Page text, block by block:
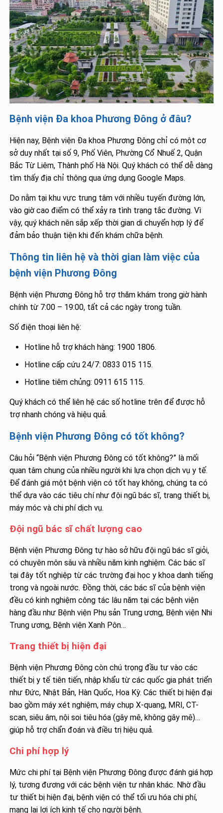
Bệnh viện Đa khoa Phương Đông ở đâu?
Hiện nay, Bệnh viện Đa khoa Phương Đông chỉ có một cơ
sở duy nhất tại số 9, Phố Viên, Phường Cổ Nhuế 2, Quận
Bắc Từ Liêm, Thành phố Hà Nội. Quý khách có thể dễ dàng
tìm thấy địa chỉ thông qua ứng dụng Google Maps.
Do nằm tại khu vực trung tâm với nhiều tuyến đường lớn,
vào giờ cao điểm có thể xảy ra tình trạng tắc đường. Vì
vậy, quý khách nên sắp xếp thời gian di chuyển hợp lý để
đảm bảo thuận tiện khi đến khám chữa bệnh.
Thông tin liên hệ và thời gian làm việc của
bệnh viện Phương Đông
Bệnh viện Phương Đông hỗ trợ thăm khám trong giờ hành
chính từ 7:00 – 19:00, tất cả các ngày trong tuần.
Số điện thoại liên hệ:
Hotline hỗ trợ khách hàng: 1900 1806.
Hotline cấp cứu 24/7: 0833 015 115.
Hotline tiêm chủng: 0911 615 115.
Quý khách có thể liên hệ các số hotline trên để được hỗ
trợ nhanh chóng và hiệu quả.
Bệnh viện Phương Đông có tốt không?
Câu hỏi “Bệnh viện Phương Đông có tốt không?” là mối
quan tâm chung của nhiều người khi lựa chọn dịch vụ y tế.
Để đánh giá một bệnh viện có tốt hay không, chúng ta có
thể dựa vào các tiêu chí như đội ngũ bác sĩ, trang thiết bị,
máy móc và chi phí dịch vụ.
Đội ngũ bác sĩ chất lượng cao
Bệnh viện Phương Đông tự hào sở hữu đội ngũ bác sĩ giỏi,
có chuyên môn sâu và nhiều năm kinh nghiệm. Các bác sĩ
tại đây tốt nghiệp từ các trường đại học y khoa danh tiếng
trong và ngoài nước. Đồng thời, các bác sĩ của bệnh viện
đều có kinh nghiệm công tác lâu năm tại các bệnh viện
hàng đầu như Bệnh viện Phụ sản Trung ương, Bệnh viện Nhi
Trung ương, Bệnh viện Xanh Pôn…
Trang thiết bị hiện đại
Bệnh viện Phương Đông còn chú trọng đầu tư vào các
thiết bị y tế tiên tiến, nhập khẩu từ các quốc gia phát triển
như Đức, Nhật Bản, Hàn Quốc, Hoa Kỳ. Các thiết bị hiện đại
bao gồm máy xét nghiệm, máy chụp X-quang, MRI, CT-
scan, siêu âm, nội soi tiêu hóa (gây mê, không gây mê)…
giúp hỗ trợ chẩn đoán và điều trị hiệu quả.
Chi phí hợp lý
Mức chi phí tại Bệnh viện Phương Đông được đánh giá hợp
lý, tương đương với các bệnh viện tư nhân khác. Nhờ đầu
tư thiết bị hiện đại, bệnh viện có thể tối ưu hóa chi phí,
mang lại lợi ích kinh tế cho người bệnh.